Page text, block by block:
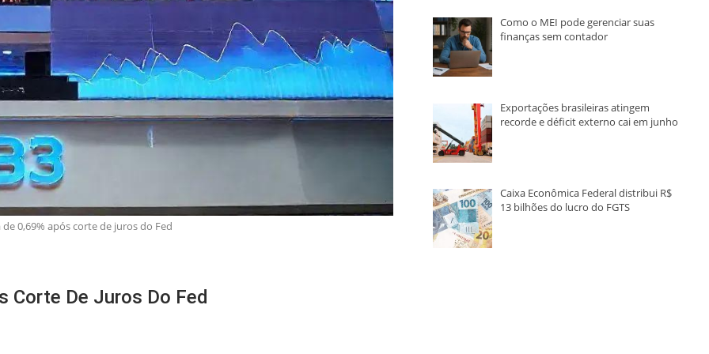
0,69% após corte de juros do Fed
Corte De Juros Do Fed
Como o MEI pode gerenciar suas
finanças sem contador
Exportações brasileiras atingem
recorde e déficit externo cai em junho
Caixa Econômica Federal distribui R$
13 bilhões do lucro do FGTS